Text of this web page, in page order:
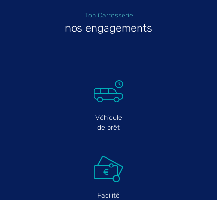
Top Carrosserie
nos engagements
Véhicule
de prêt
Facilité